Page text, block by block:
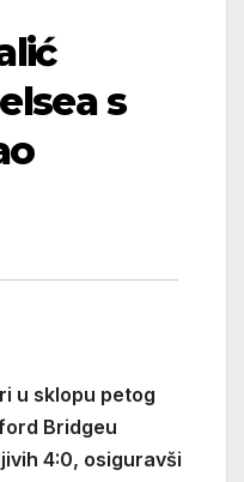
s
u sklopu petog
Bridgeu
4:0, osiguravši